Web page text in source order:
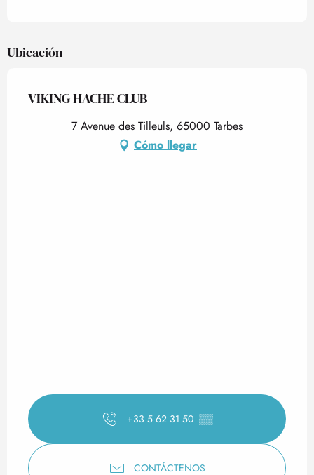
Ubicación
VIKING HACHE CLUB
7 Avenue des Tilleuls, 65000 Tarbes
Cómo llegar
+33 5 62 31 50 ▒▒
CONTÁCTENOS